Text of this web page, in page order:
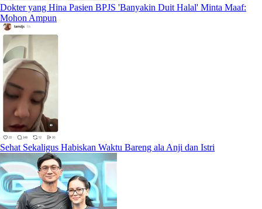
Dokter yang Hina Pasien BPJS 'Banyakin Duit Halal' Minta Maaf:
Mohon Ampun
Sehat Sekaligus Habiskan Waktu Bareng ala Anji dan Istri